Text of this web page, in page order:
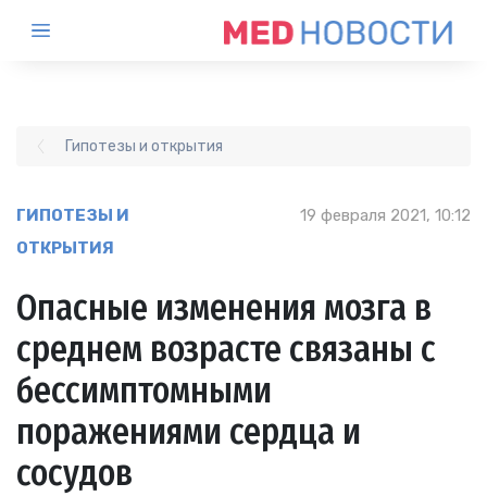
Гипотезы и открытия
ГИПОТЕЗЫ И
ОТКРЫТИЯ
19 февраля 2021, 10:12
Опасные изменения мозга в
среднем возрасте связаны с
бессимптомными
поражениями сердца и
сосудов